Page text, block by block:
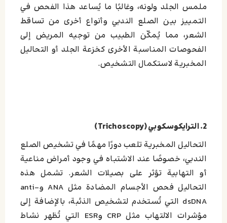
ملمس الجلد ولونه، وغالبًا ما يُساعد هذا الفحص في
التمييز بين الصلع الندبي وأنواع أخرى من تساقط
الشعر، مما يُمكّن الطبيب من توجيه المريض إلى
الفحوصات المناسبة الأخرى كخزعة الجلد أو التحاليل
المخبرية لاستكمال التشخيص.
2. الترايكوسكوبي (Trichoscopy)
التحاليل المخبرية تلعب دورًا مهمًا في تشخيص الصلع
الندبي، خصوصًا عند الاشتباه في وجود أمراض مناعية
أو التهابية تؤثر على بصيلات الشعر. تشمل هذه
التحاليل فحص الأجسام المضادة مثل ANA وanti-
dsDNA التي تُستخدم لتشخيص الذئبة، بالإضافة إلى
مؤشرات الالتهاب مثل CRP وESR التي تُظهر نشاط